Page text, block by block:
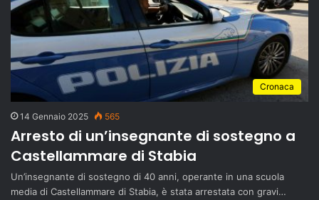
Cronaca
14 Gennaio 2025 565
Arresto di un’insegnante di sostegno a
Castellammare di Stabia
Un’insegnante di sostegno di 40 anni, operante in una scuola
media di Castellammare di Stabia, è stata arrestata con gravi…